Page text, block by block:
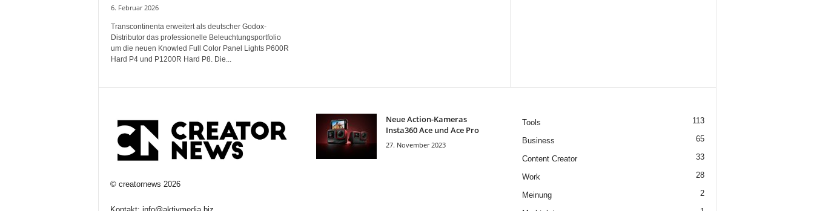
6. Februar 2026
Transcontinenta erweitert als deutscher Godox-
Distributor das professionelle Beleuchtungsportfolio
um die neuen Knowled Full Color Panel Lights P600R
Hard P4 und P1200R Hard P8. Die...
© creatornews 2026
Neue Action-Kameras
Insta360 Ace und Ace Pro
27. November 2023
Tools 113
Business 65
Content Creator 33
Work 28
Meinung 2